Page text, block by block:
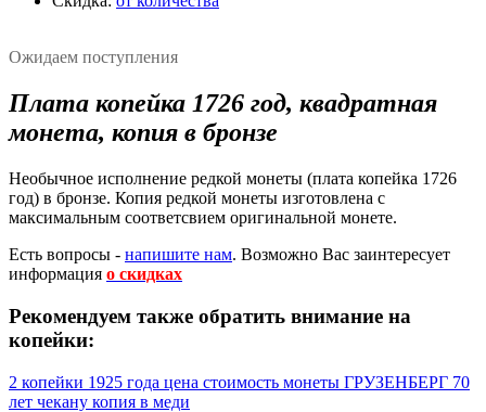
Ожидаем поступления
Плата копейка 1726 год, квадратная
монета, копия в бронзе
Необычное исполнение редкой монеты (плата копейка 1726
год) в бронзе. Копия редкой монеты изготовлена с
максимальным соответсвием оригинальной монете.
Есть вопросы - напишите нам. Возможно Вас заинтересует
информация о скидках
Рекомендуем также обратить внимание на
копейки:
2 копейки 1925 года цена стоимость монеты ГРУЗЕНБЕРГ 70
лет чекану копия в меди